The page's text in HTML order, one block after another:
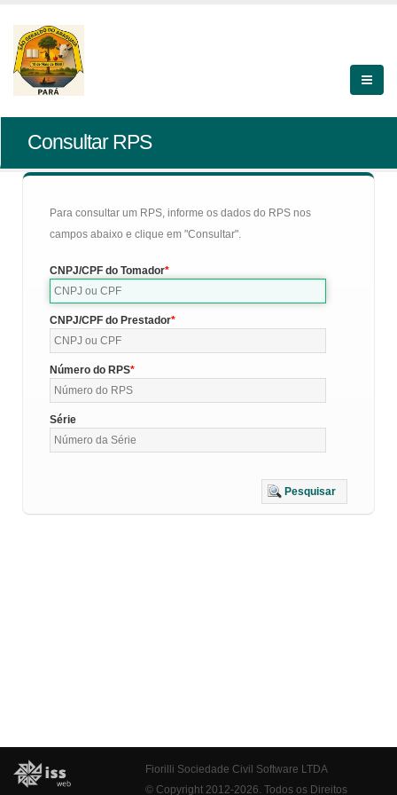
Consultar RPS
Para consultar um RPS, informe os dados do RPS nos
campos abaixo e clique em "Consultar".
CNPJ/CPF do Tomador
CNPJ/CPF do Prestador
Número do RPS
Série
Pesquisar
Fiorilli Sociedade Civil Software LTDA
© Copyright 2012-2026. Todos os Direitos